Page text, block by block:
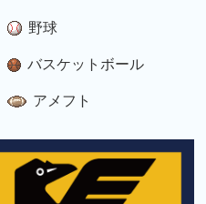
野球
バスケットボール
アメフト